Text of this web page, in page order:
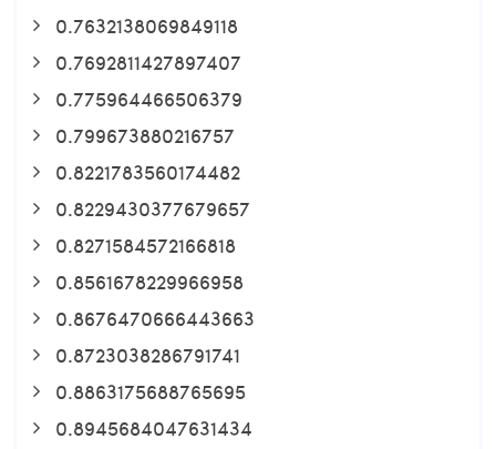
0.7632138069849118
0.7692811427897407
0.775964466506379
0.799673880216757
0.8221783560174482
0.8229430377679657
0.8271584572166818
0.8561678229966958
0.8676470666443663
0.8723038286791741
0.8863175688765695
0.8945684047631434